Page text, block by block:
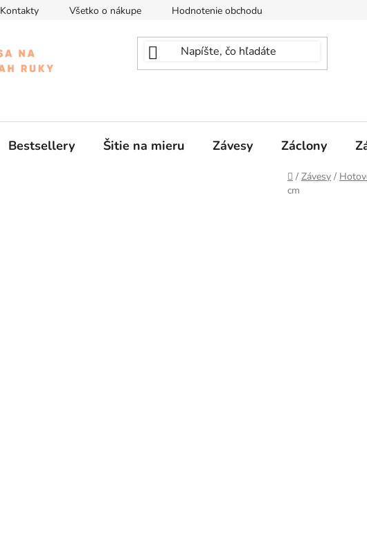
Kontakty Všetko o nákupe Hodnotenie obchodu
Bestsellery Šitie na mieru Závesy Záclony
Domov
/ Závesy /
cm